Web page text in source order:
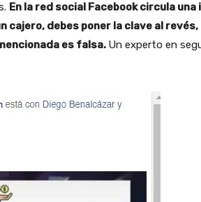
En la red social Facebook circula una
cajero, debes poner la clave al
es falsa. Un experto en